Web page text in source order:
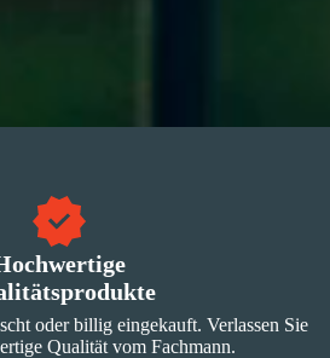
oder billig eingekauft. Verlassen Sie
Qualität vom Fachmann.